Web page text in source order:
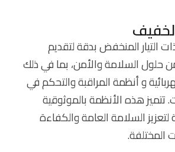
التيار المنخفض بدقة لتقديم
السلامة والأمن، بما في ذلك
و أنظمة المراقبة والتحكم في
هذه الأنظمة بالموثوقية
السلامة العامة والكفاءة